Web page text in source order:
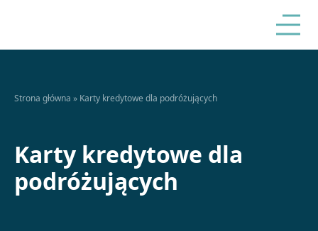
Strona główna » Karty kredytowe dla podróżujących
Karty kredytowe dla
podróżujących